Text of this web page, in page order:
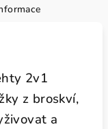
2v1
z broskví,
a